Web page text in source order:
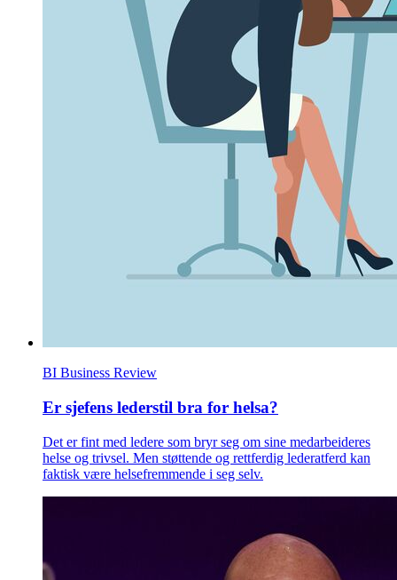
BI Business Review
Er sjefens lederstil bra for helsa?
Det er fint med ledere som bryr seg om sine medarbeideres
helse og trivsel. Men støttende og rettferdig lederatferd kan
faktisk være helsefremmende i seg selv.